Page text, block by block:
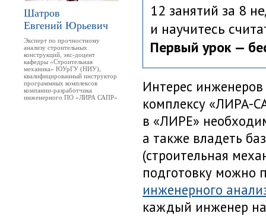
Шатров
Евгений Юрьевич
Эксперт по прочностному
анализу строительных
конструкций, экс-доцент
кафедры «Строительная
механика»ЮУрГУ (НИУ)
квалифицированный инструктор
программных комплексов
компании-разработчика
инженерного ПО«ЛИРА САПР»
12 занятий за 8
и научитесь
Первый урок —
Интерес
комплексу «ЛИРА-
в «ЛИРЕ»
а также владеть
(строительная
подготовку можно
инженерного
каждый инженер